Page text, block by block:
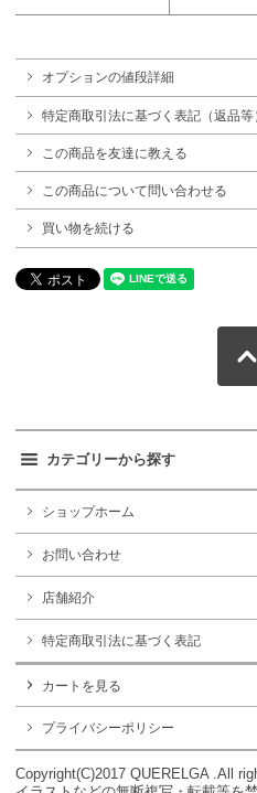
オプションの値段詳細
特定商取引法に基づく表記（返品等
この商品を友達に教える
この商品について問い合わせる
買い物を続ける
カテゴリーから探す
ショップホーム
お問い合わせ
店舗紹介
特定商取引法に基づく表記
カートを見る
プライバシーポリシー
Copyright(C)2017 QUERELGA .All